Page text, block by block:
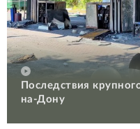
Последствия
на-Дону